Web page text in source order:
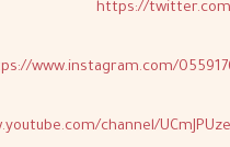
https://
www.instagram.com/
channel/